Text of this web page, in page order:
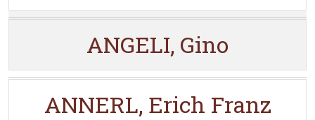
ANGELI, Gino
ANNERL, Erich Franz